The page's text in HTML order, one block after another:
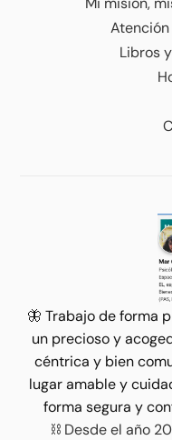
Libros
🦋 Trabajo de forma
un precioso y
céntrica y bien
lugar amable y
forma segura y
⛓️ Desde el año